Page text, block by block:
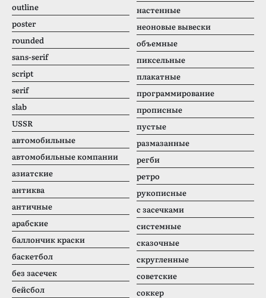
outline
poster
rounded
sans-serif
script
serif
slab
USSR
автомобильные
автомобильные компании
азиатские
антиква
античные
арабские
баллончик краски
баскетбол
без засечек
бейсбол
настенные
неоновые вывески
объемные
пиксельные
плакатные
программирование
прописные
пустые
размазанные
регби
ретро
рукописные
с засечками
системные
сказочные
скругленные
советские
соккер